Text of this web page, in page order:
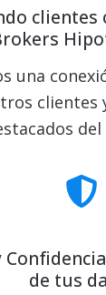
clientes
una
clientes
de tus